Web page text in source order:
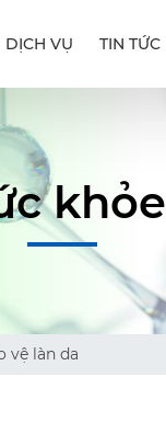
DỊCH VỤ TIN TỨC
khỏe
vệ làn da